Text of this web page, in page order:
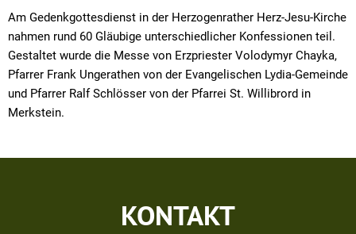
Am Gedenkgottesdienst in der Herzogenrather Herz-Jesu-Kirche
nahmen rund 60 Gläubige unterschiedlicher Konfessionen teil.
Gestaltet wurde die Messe von Erzpriester Volodymyr Chayka,
Pfarrer Frank Ungerathen von der Evangelischen Lydia-Gemeinde
und Pfarrer Ralf Schlösser von der Pfarrei St. Willibrord in
Merkstein.
KONTAKT